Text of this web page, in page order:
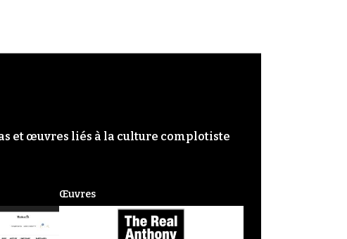
et œuvres liés à la culture complotiste
Œuvres